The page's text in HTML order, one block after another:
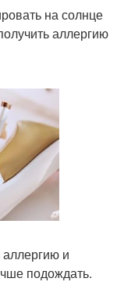
на солнце
аллергию
и
подождать.